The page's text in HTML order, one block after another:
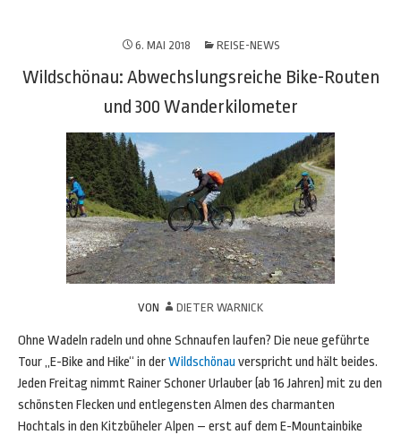
6. MAI 2018 REISE-NEWS
Wildschönau: Abwechslungsreiche Bike-Routen
und 300 Wanderkilometer
VON DIETER WARNICK
Ohne Wadeln radeln und ohne Schnaufen laufen? Die neue geführte
Tour „E-Bike and Hike“ in derWildschönau verspricht und hält beides.
Jeden Freitag nimmt Rainer Schoner Urlauber (ab 16 Jahren) mit zu den
schönsten Flecken und entlegensten Almen des charmanten
Hochtals in den Kitzbüheler Alpen – erst auf dem E-Mountainbike